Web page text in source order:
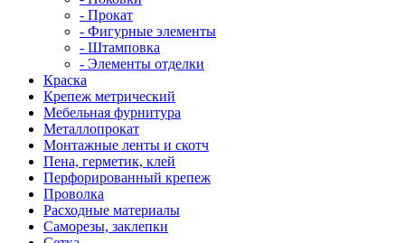
- Прокат
- Фигурные элементы
- Штамповка
- Элементы отделки
Краска
Крепеж метрический
Мебельная фурнитура
Металлопрокат
Монтажные ленты и скотч
Пена, герметик, клей
Перфорированный крепеж
Проволка
Расходные материалы
Саморезы, заклепки